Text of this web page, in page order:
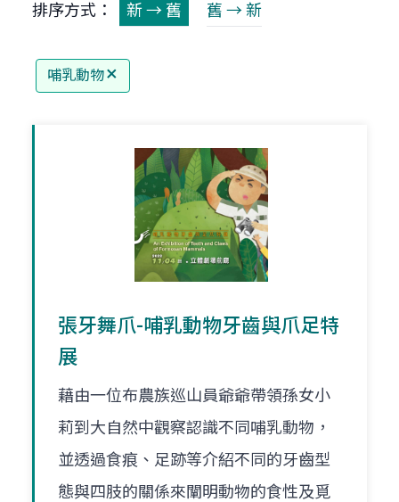
排序方式： 新 → 舊 舊 → 新
哺乳動物
張牙舞爪-哺乳動物牙齒與爪足特
展
藉由一位布農族巡山員爺爺帶領孫女小
莉到大自然中觀察認識不同哺乳動物，
並透過食痕、足跡等介紹不同的牙齒型
態與四肢的關係來闡明動物的食性及覓